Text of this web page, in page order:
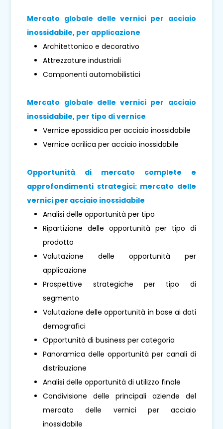
Mercato globale delle vernici per acciaio
inossidabile, per applicazione
Architettonico e decorativo
Attrezzature industriali
Componenti automobilistici
Mercato globale delle vernici per acciaio
inossidabile, per tipo di vernice
Vernice epossidica per acciaio inossidabile
Vernice acrilica per acciaio inossidabile
Opportunità di mercato complete e
approfondimenti strategici: mercato delle
vernici per acciaio inossidabile
Analisi delle opportunità per tipo
Ripartizione delle opportunità per tipo di
prodotto
Valutazione delle opportunità per
applicazione
Prospettive strategiche per tipo di
segmento
Valutazione delle opportunità in base ai dati
demografici
Opportunità di business per categoria
Panoramica delle opportunità per canali di
distribuzione
Analisi delle opportunità di utilizzo finale
Condivisione delle principali aziende del
mercato delle vernici per acciaio
inossidabile